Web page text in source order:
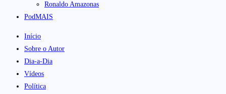
Ronaldo Amazonas
PodMAIS
Início
Sobre o Autor
Dia-a-Dia
Vídeos
Política